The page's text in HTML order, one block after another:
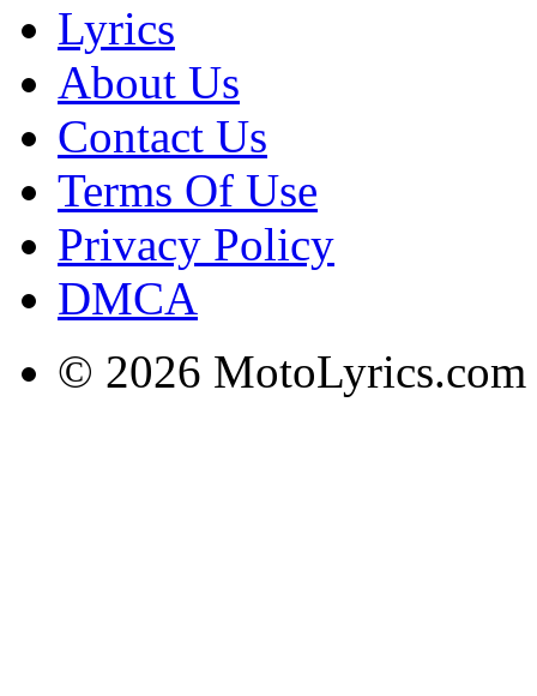
Lyrics
About Us
Contact Us
Terms Of Use
Privacy Policy
DMCA
© 2026 MotoLyrics.com